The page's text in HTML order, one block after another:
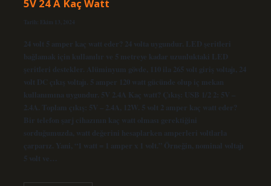
5V 24 A Kaç Watt
Tarih: Ekim 13, 2024
24 volt 5 amper kaç watt eder? 24 volta uygundur. LED şeritleri
bağlamak için kullanılır ve 5 metreye kadar uzunluktaki LED
şeritleri destekler. Alüminyum gövde, 110 ila 265 volt giriş voltajı, 24
volt DC çıkış voltajı. 5 amper 120 watt gücünde olup iç mekan
kullanımına uygundur. 5V 2.4A Kaç watt? Çıkış: USB 1/2 2: 5V –
2.4A. Toplam çıkış: 5V – 2.4A, 12W. 5 volt 2 amper kaç watt eder?
Bir telefon şarj cihazının kaç watt olması gerektiğini
sorduğumuzda, watt değerini hesaplarken amperleri voltlarla
çarparız. Yani, “1 watt = 1 amper x 1 volt.” Örneğin, nominal voltajı
5 volt ve…